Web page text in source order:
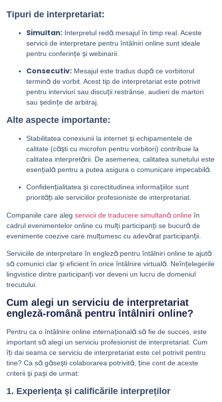
Tipuri de interpretariat:
Simultan: Interpretul redă mesajul în timp real. Aceste
servicii de interpretare pentru întâlniri online sunt ideale
pentru conferințe și webinarii.
Consecutiv: Mesajul este tradus după ce vorbitorul
termină de vorbit. Acest tip de interpretariat este potrivit
pentru interviuri sau discuții restrânse, audieri de martori
sau ședințe de arbitraj.
Alte aspecte importante:
Stabilitatea conexiunii la internet și echipamentele de
calitate (căști cu microfon pentru vorbitori) contribuie la
calitatea interpretării. De asemenea, calitatea sunetului este
esențială pentru a putea asigura o comunicare impecabilă.
Confidențialitatea și corectitudinea informațiilor sunt
priorități ale serviciilor profesioniste de interpretariat.
Companiile care alegservicii de traducere simultană online în
cadrul evenimentelor online cu mulți participanți se bucură de
evenimente coezive care mulțumesc cu adevărat participanții.
Serviciile de interpretare în engleză pentru întâlniri online te ajută
să comunici clar și eficient în orice întâlnire virtuală. Neînțelegerile
lingvistice dintre participanți vor deveni un lucru de domeniul
trecutului.
Cum alegi un serviciu de interpretariat
engleză-română pentru întâlniri online?
Pentru ca o întâlnire online internațională să fie de succes, este
important să alegi un serviciu profesionist de interpretariat. Cum
îți dai seama ce serviciu de interpretariat este cel potrivit pentru
tine? Ca să găsești colaborarea potrivită, ține cont de aceste
criterii și pași de urmat:
1. Experiența și calificările interpreților